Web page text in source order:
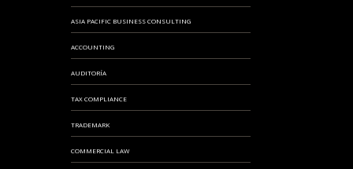
ASIA PACIFIC BUSINESS CONSULTING
ACCOUNTING
AUDITORÍA
TAX COMPLIANCE
TRADEMARK
COMMERCIAL LAW